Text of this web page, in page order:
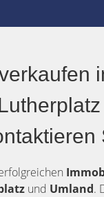
und Umland.